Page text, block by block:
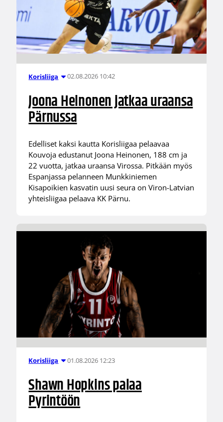
Korisliiga 02.08.2026 10:42
Joona Heinonen jatkaa uraansa
Pärnussa
Edelliset kaksi kautta Korisliigaa pelaavaa
Kouvoja edustanut Joona Heinonen, 188 cm ja
22 vuotta, jatkaa uraansa Virossa. Pitkään myös
Espanjassa pelanneen Munkkiniemen
Kisapoikien kasvatin uusi seura on Viron-Latvian
yhteisliigaa pelaava KK Pärnu.
Korisliiga 01.08.2026 12:23
Shawn Hopkins palaa
Pyrintöön